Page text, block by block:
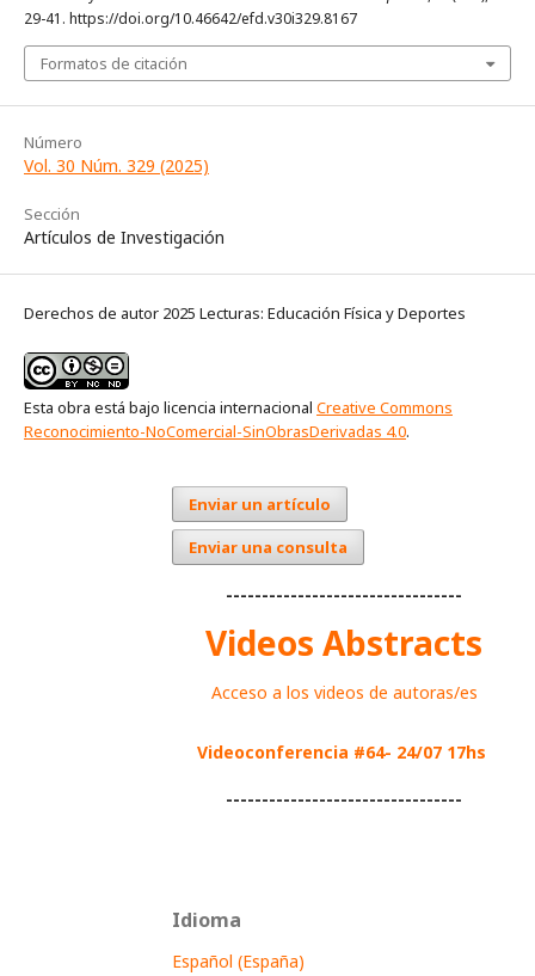
29-41. https://doi.org/10.46642/efd.v30i329.8167
Formatos de citación
Número
Vol. 30 Núm. 329 (2025)
Sección
Artículos de Investigación
Derechos de autor 2025 Lecturas: Educación Física y Deportes
Esta obra está bajo licencia internacional Creative Commons
Reconocimiento-NoComercial-SinObrasDerivadas 4.0.
Enviar un artículo
Enviar una consulta
---------------------------------
Videos Abstracts
Acceso a los videos de autoras/es
Videoconferencia #64- 24/07 17hs
---------------------------------
Idioma
Español (España)